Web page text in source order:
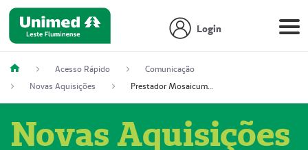
Login
Acesso Rápido
Comunicação
Novas Aquisições
Prestador Mosaicum Espaço Clínico Ltda (51004352-0)
Novas Aquisições